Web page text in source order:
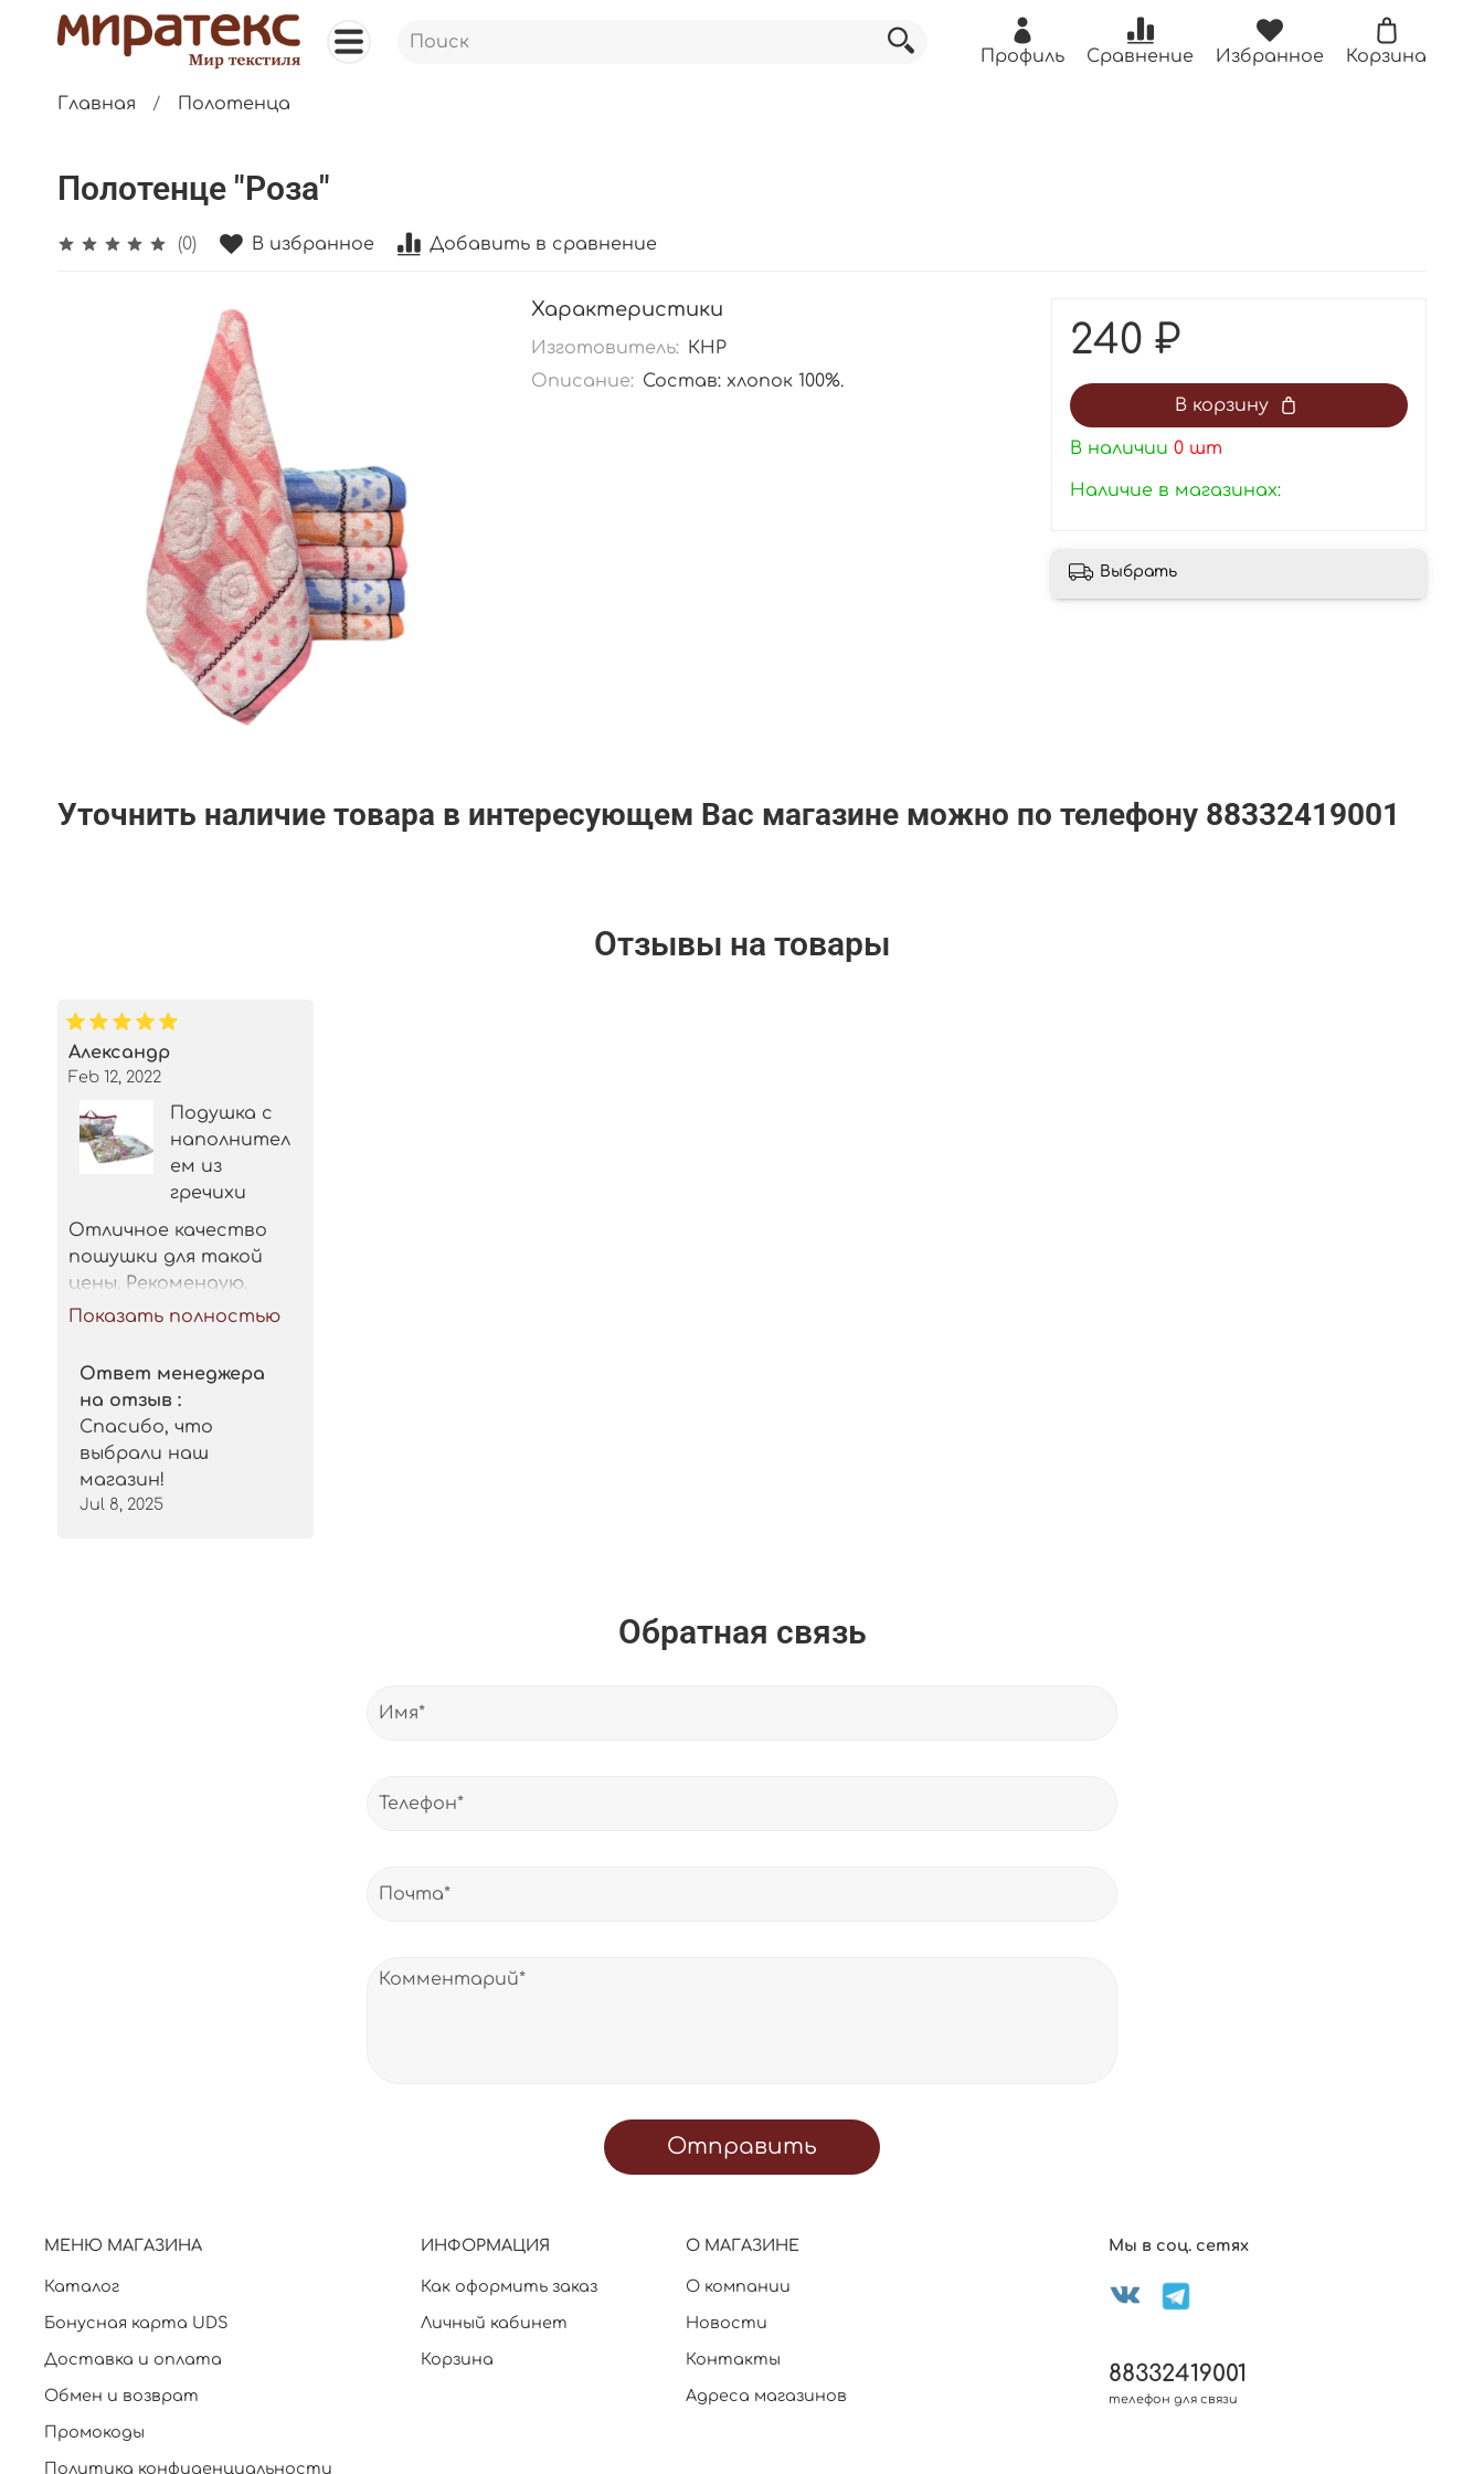
Профиль Сравнение Избранное Корзина
Главная Полотенца
Полотенце "Роза"
(0) В избранное Добавить в сравнение
Характеристики
Изготовитель: КНР
Описание: Состав: хлопок 100%.
240 ₽
В корзину
В наличии 0 шт
Наличие в магазинах:
Выбрать
Уточнить наличие товара в интересующем Вас магазине можно по телефону 88332419001
Отзывы на товары
Александр
Feb 12, 2022
Подушка с
наполнител
ем из
гречихи
Отличное качество
пошушки для такой
цены. Рекомендую.
Показать полностью
Ответ менеджера
на отзыв :
Спасибо, что
выбрали наш
магазин!
Jul 8, 2025
Обратная связь
Отправить
МЕНЮ МАГАЗИНА
Каталог
Бонусная карта UDS
Доставка и оплата
Обмен и возврат
Промокоды
Политика конфиденциальности
ИНФОРМАЦИЯ
Как оформить заказ
Личный кабинет
Корзина
О МАГАЗИНЕ
О компании
Новости
Контакты
Адреса магазинов
Мы в соц. сетях
88332419001
телефон для связи